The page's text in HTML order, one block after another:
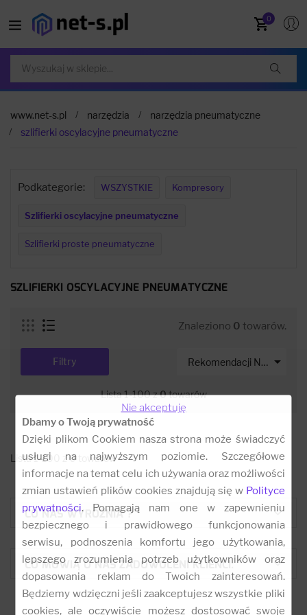
0
www.net-s.pl narzędzia
narzędzia pneumatyczne
szlifierki oscylacyjne pneumatyczne
Podkategorie: WSZYSTKIE Kompresory
Szlifierki oscylacyjne pneumatyczne
Szlifierki proste pneumatyczne
SZLIFIERKI OSCYLACYJNE PNEUMATYCZNE
Znaleziono 0 towarów.
Rekomendacji Net-s 
Filtry
Lista 1-100 z0towarów
Lista 1-100 z0towarów
CO NAS WYRÓŻNIA ?
CO MÓWIĄ O NAS ZADOWOLENI KLIENCI:
Nie akceptuję
Dbamy o Twoją prywatność
Dzięki plikom Cookiem nasza strona może świadczyć
usługi na najwyższym poziomie. Szczegółowe
informacje na temat celu ich używania oraz możliwości
zmian ustawień plików cookies znajdują się w Polityce
prywatności. Pomagają nam one w zapewnieniu
bezpiecznego i prawidłowego funkcjonowania
serwisu, podnoszenia komfortu jego użytkowania,
lepszego zrozumienia potrzeb użytkowników oraz
dopasowania reklam do Twoich zainteresowań.
Będziemy wdzięczni jeśli zaakceptujesz wszystkie pliki
cookies, ale oczywiście możesz dostosować swoje